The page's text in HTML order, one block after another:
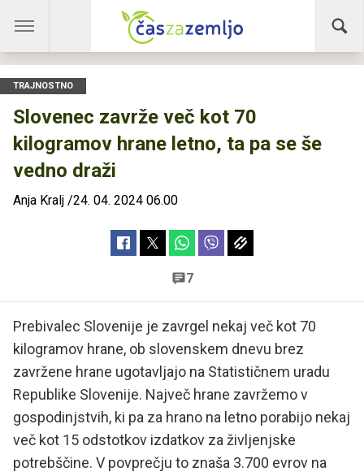
TRAJNOSTNO
Slovenec zavrže več kot 70
kilogramov hrane letno, ta pa se še
vedno draži
Anja Kralj /24. 04. 2024 06.00
7
Prebivalec Slovenije je zavrgel nekaj več kot 70
kilogramov hrane, ob slovenskem dnevu brez
zavržene hrane ugotavljajo na Statističnem uradu
Republike Slovenije. Največ hrane zavržemo v
gospodinjstvih, ki pa za hrano na letno porabijo nekaj
več kot 15 odstotkov izdatkov za življenjske
potrebščine. V povprečju to znaša 3.700 evrov na